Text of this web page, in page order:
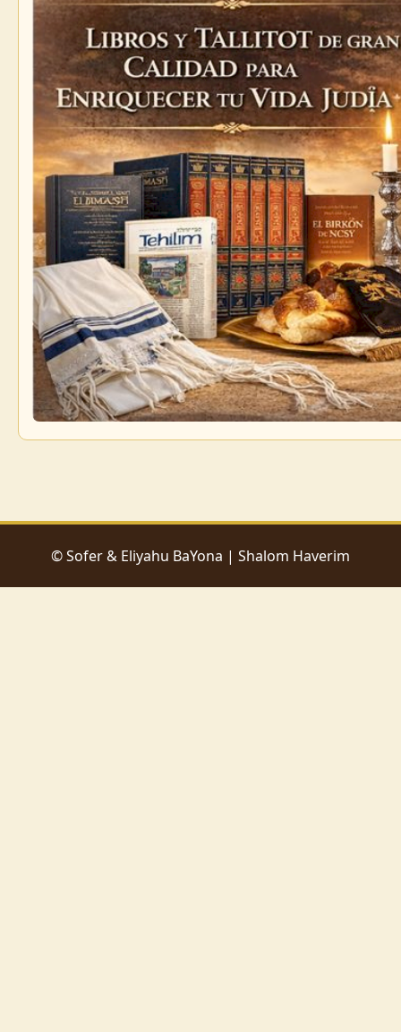
© Sofer & Eliyahu BaYona | Shalom Haverim